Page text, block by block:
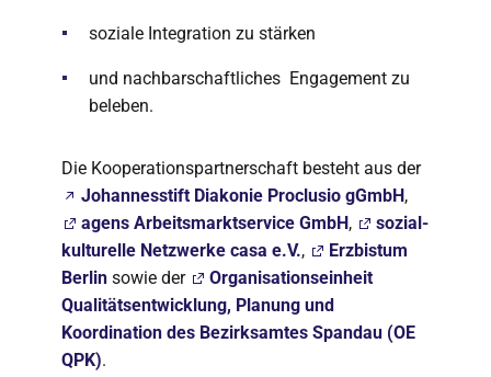
soziale Integration zu stärken
und nachbarschaftliches Engagement zu
beleben.
Die Kooperationspartnerschaft besteht aus der
Johannesstift Diakonie Proclusio gGmbH,
agens Arbeitsmarktservice GmbH,
sozial-
kulturelle Netzwerke casa e.V.,
Erzbistum
Berlin sowie der
Organisationseinheit
Qualitätsentwicklung, Planung und
Koordination des Bezirksamtes Spandau (OE
QPK).